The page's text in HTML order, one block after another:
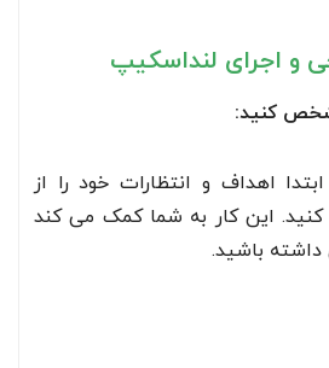
و اجرای لنداسکیپ
اهداف و انتظارات خود را از
این کار به شما کمک می کند
باشید.